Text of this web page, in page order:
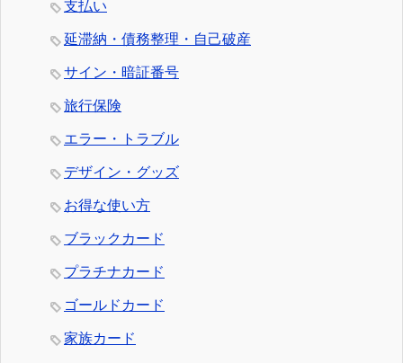
支払い
延滞納・債務整理・自己破産
サイン・暗証番号
旅行保険
エラー・トラブル
デザイン・グッズ
お得な使い方
ブラックカード
プラチナカード
ゴールドカード
家族カード